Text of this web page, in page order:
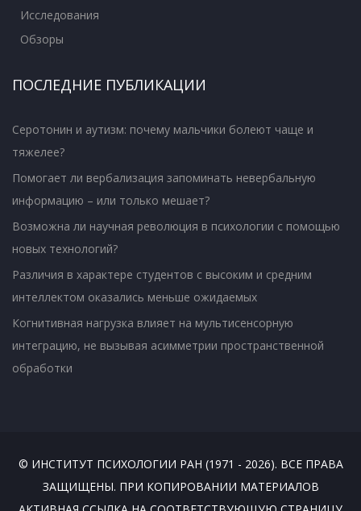
Исследования
Обзоры
ПОСЛЕДНИЕ ПУБЛИКАЦИИ
Серотонин и аутизм: почему мальчики болеют чаще и
тяжелее?
Помогает ли вербализация запоминать невербальную
информацию – или только мешает?
Возможна ли научная революция в психологии с помощью
новых технологий?
Различия в характере студентов с высоким и средним
интеллектом оказались меньше ожидаемых
Когнитивная нагрузка влияет на мультисенсорную
интеграцию, не вызывая асимметрии пространственной
обработки
© ИНСТИТУТ ПСИХОЛОГИИ РАН (1971 - 2026). ВСЕ ПРАВА
ЗАЩИЩЕНЫ. ПРИ КОПИРОВАНИИ МАТЕРИАЛОВ